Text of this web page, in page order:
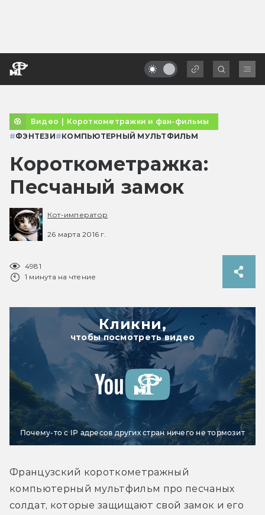
Видео | Короткометражки и фан-фильмы
#ФЭНТЕЗИ#КОМПЬЮТЕРНЫЙ МУЛЬТФИЛЬМ
Короткометражка:
Песчаный замок
Кот-император
26 марта 2016 г.
4981
1 минута на чтение
Кликни,
чтобы посмотреть видео
Почему-то с IP адресов других стран ничего не тормозит
Французский короткометражный
компьютерный мультфильм про песчаных
солдат, которые защищают свой замок и его